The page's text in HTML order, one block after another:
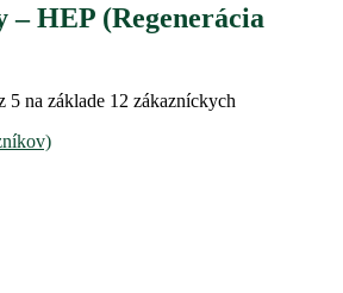
– HEP (Regenerácia
5 na základe 12 zákazníckych